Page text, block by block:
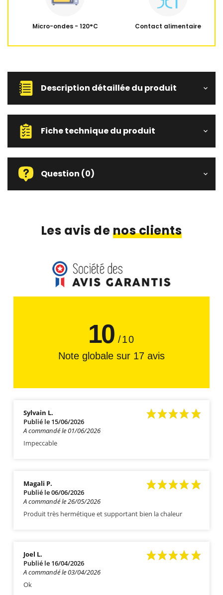
Micro-ondes - 120°C Contact alimentaire
Description détaillée du produit
Fiche technique du produit
Question (0)
Les avis denos clients
10/10
Note globale sur 17 avis
Sylvain L.
Publié le 15/06/2026
A commandé le 01/06/2026
Impeccable
Magali P.
Publié le 06/06/2026
A commandé le 26/05/2026
Produit très hermétique et supportant bien la chaleur
Joel L.
Publié le 16/04/2026
A commandé le 03/04/2026
Ok